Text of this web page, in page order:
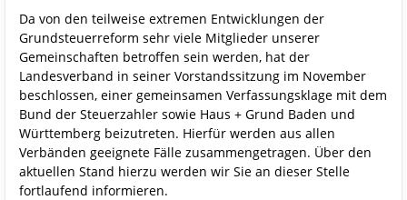
Da von den teilweise extremen Entwicklungen der
Grundsteuerreform sehr viele Mitglieder unserer
Gemeinschaften betroffen sein werden, hat der
Landesverband in seiner Vorstandssitzung im November
beschlossen, einer gemeinsamen Verfassungsklage mit dem
Bund der Steuerzahler sowie Haus + Grund Baden und
Württemberg beizutreten. Hierfür werden aus allen
Verbänden geeignete Fälle zusammengetragen. Über den
aktuellen Stand hierzu werden wir Sie an dieser Stelle
fortlaufend informieren.